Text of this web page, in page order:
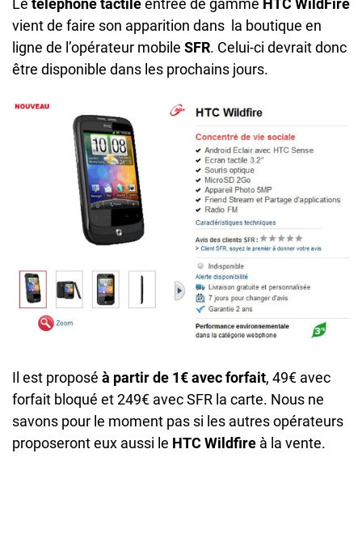
Le téléphone tactileentrée de gamme HTC WildFire
vient de faire son apparition dans la boutique en
ligne de l’opérateur mobile SFR. Celui-ci devrait donc
être disponible dans les prochains jours.
Il est proposé à partir de 1€ avec forfait, 49€ avec
forfait bloqué et 249€ avec SFR la carte. Nous ne
savons pour le moment pas si les autres opérateurs
proposeront eux aussi le HTC Wildfire à la vente.